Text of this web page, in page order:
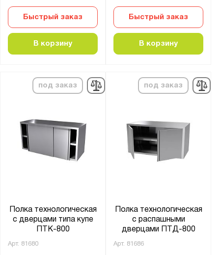
Быстрый заказ
В корзину
Быстрый заказ
В корзину
под заказ
Полка технологическая
с дверцами типа купе
ПТК-800
Арт. 81680
под заказ
Полка технологическая
с распашными
дверцами ПТД-800
Арт. 81686